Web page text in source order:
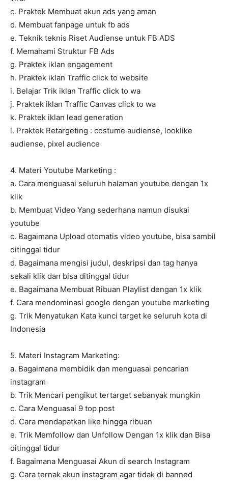
c. Praktek Membuat akun ads yang aman
d. Membuat fanpage untuk fb ads
e. Teknik teknis Riset Audiense untuk FB ADS
f. Memahami Struktur FB Ads
g. Praktek iklan engagement
h. Praktek iklan Traffic click to website
i. Belajar Trik iklan Traffic click to wa
j. Praktek iklan Traffic Canvas click to wa
k. Praktek iklan lead generation
l. Praktek Retargeting : costume audiense, looklike
audiense, pixel audience
4. Materi Youtube Marketing :
a. Cara menguasai seluruh halaman youtube dengan 1x
klik
b. Membuat Video Yang sederhana namun disukai
youtube
c. Bagaimana Upload otomatis video youtube, bisa sambil
ditinggal tidur
d. Bagaimana mengisi judul, deskripsi dan tag hanya
sekali klik dan bisa ditinggal tidur
e. Bagaimana Membuat Ribuan Playlist dengan 1x klik
f. Cara mendominasi google dengan youtube marketing
g. Trik Menyatukan Kata kunci target ke seluruh kota di
Indonesia
5. Materi Instagram Marketing:
a. Bagaimana membidik dan menguasai pencarian
instagram
b. Trik Mencari pengikut tertarget sebanyak mungkin
c. Cara Menguasai 9 top post
d. Cara mendapatkan like hingga ribuan
e. Trik Memfollow dan Unfollow Dengan 1x klik dan Bisa
ditinggal tidur
f. Bagaimana Menguasai Akun di search Instagram
g. Cara ternak akun instagram agar tidak di banned